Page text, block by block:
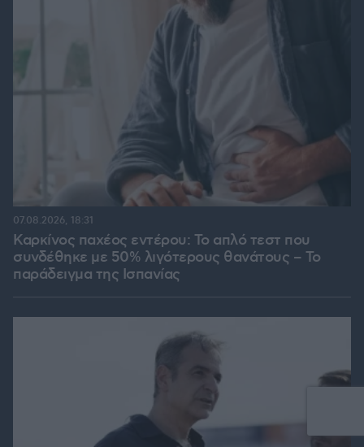
Καρκίνος παχέος εντέρου: Το απλό τεστ που
συνδέθηκε με 50% λιγότερους θανάτους – Το
παράδειγμα της Ισπανίας
07.08.2026, 18:31